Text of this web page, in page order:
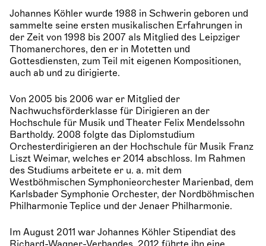
Johannes Köhler wurde 1988 in Schwerin geboren und
sammelte seine ersten musikalischen Erfahrungen in
der Zeit von 1998 bis 2007 als Mitglied des Leipziger
Thomanerchores, den er in Motetten und
Gottesdiensten, zum Teil mit eigenen Kompositionen,
auch ab und zu dirigierte.
Von 2005 bis 2006 war er Mitglied der
Nachwuchsförderklasse für Dirigieren an der
Hochschule für Musik und Theater Felix Mendelssohn
Bartholdy. 2008 folgte das Diplomstudium
Orchesterdirigieren an der Hochschule für Musik Franz
Liszt Weimar, welches er 2014 abschloss. Im Rahmen
des Studiums arbeitete er u. a. mit dem
Westböhmischen Symphonieorchester Marienbad, dem
Karlsbader Symphonie Orchester, der Nordböhmischen
Philharmonie Teplice und der Jenaer Philharmonie.
Im August 2011 war Johannes Köhler Stipendiat des